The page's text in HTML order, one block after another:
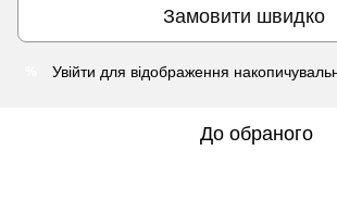
Замовити швидко
Увійти для відображення
До обраного